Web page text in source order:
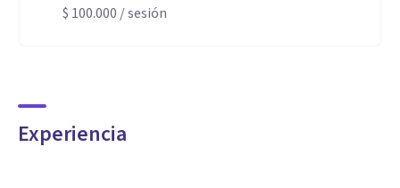
$ 100.000 / sesión
Experiencia